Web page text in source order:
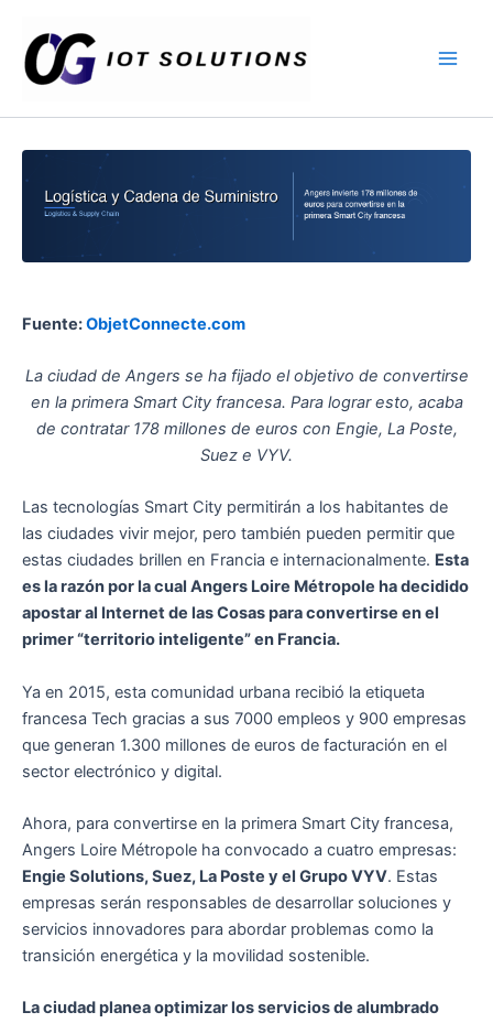
contenido
Fuente:ObjetConnecte.com
La ciudad de Angers se ha fijado el objetivo de convertirse
en la primera Smart City francesa. Para lograr esto, acaba
de contratar 178 millones de euros con Engie, La Poste,
Suez e VYV.
Las tecnologías Smart City permitirán a los habitantes de
las ciudades vivir mejor, pero también pueden permitir que
estas ciudades brillen en Francia e internacionalmente. Esta
es la razón por la cual Angers Loire Métropole ha decidido
apostar al Internet de las Cosas para convertirse en el
primer “territorio inteligente” en Francia.
Ya en 2015, esta comunidad urbana recibió la etiqueta
francesa Tech gracias a sus 7000 empleos y 900 empresas
que generan 1.300 millones de euros de facturación en el
sector electrónico y digital.
Ahora, para convertirse en la primera Smart City francesa,
Angers Loire Métropole ha convocado a cuatro empresas:
Engie Solutions, Suez, La Poste y el Grupo VYV. Estas
empresas serán responsables de desarrollar soluciones y
servicios innovadores para abordar problemas como la
transición energética y la movilidad sostenible.
La ciudad planea optimizar los servicios de alumbrado